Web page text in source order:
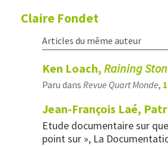
Claire Fondet
Articles du même auteur
Ken Loach, Raining
Paru dans Revue Quart Monde,
Jean-François Laé,
Etude documentaire sur
point sur », La